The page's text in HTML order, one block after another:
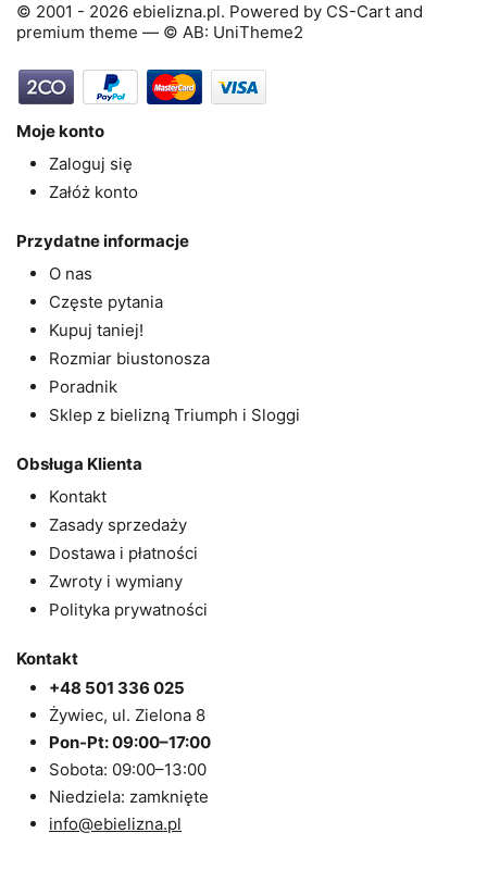
© 2001 - 2026 ebielizna.pl. Powered by CS-Cart and
premium theme — © AB: UniTheme2
Moje konto
Zaloguj się
Załóż konto
Przydatne informacje
O nas
Częste pytania
Kupuj taniej!
Rozmiar biustonosza
Poradnik
Sklep z bielizną Triumph i Sloggi
Obsługa Klienta
Kontakt
Zasady sprzedaży
Dostawa i płatności
Zwroty i wymiany
Polityka prywatności
Kontakt
+48 501 336 025
Żywiec, ul. Zielona 8
Pon-Pt: 09:00–17:00
Sobota: 09:00–13:00
Niedziela: zamknięte
info@ebielizna.pl